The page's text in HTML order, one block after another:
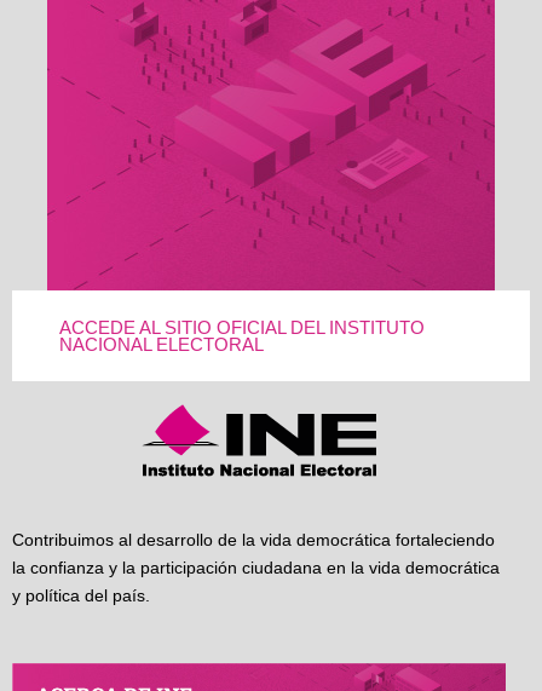
ACCEDE AL SITIO OFICIAL DEL INSTITUTO
NACIONAL ELECTORAL
Contribuimos al desarrollo de la vida democrática fortaleciendo
la confianza y la participación ciudadana en la vida democrática
y política del país.